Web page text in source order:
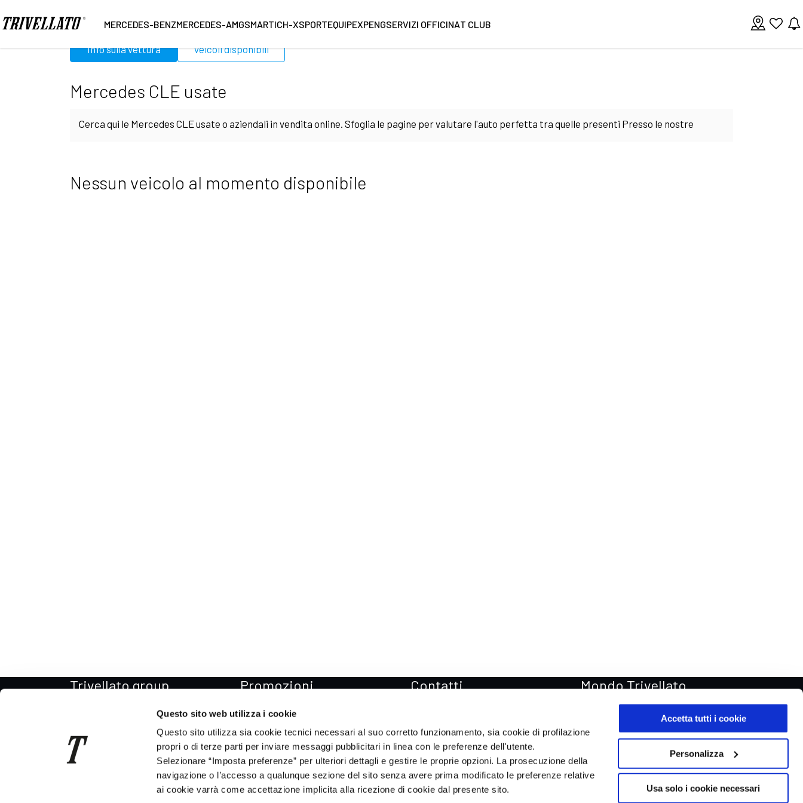
Questo sito web utilizza i cookie
Questo sito utilizza sia cookie tecnici necessari al suo corretto funzionamento, sia cookie di profilazione
propri o di terze parti per inviare messaggi pubblicitari in linea con le preferenze dell'utente.
Selezionare “Imposta preferenze” per ulteriori dettagli e gestire le proprie opzioni. La prosecuzione della
navigazione o l’accesso a qualunque sezione del sito senza avere prima modificato le preferenze relative
ai cookie varrà come accettazione implicita alla ricezione di cookie dal presente sito.
Accetta tutti i cookie
Personalizza
Usa solo i cookie necessari
MERCEDES-BENZMERCEDES-AMGSMARTICH-XSPORTEQUIPEXPENGSERVIZI OFFICINAT CLUB
Info sulla vettura Veicoli disponibili
Mercedes CLE usate
Cerca qui le Mercedes CLE usate o aziendali in vendita online. Sfoglia le pagine per valutare l'auto perfetta tra quelle presenti Presso le nostre
garanzia visiva sullo stato di mantenimento sia della carrozzeria che degli interni. Un plus: in sede contrattuale puoi richiedere anche il servizio
Nessun veicolo al momento disponibile
Trivellato group
Per il Sociale
Codice etico
Promozioni
Promozioni Mercedes-Benz
Promozioni Mercedes-AMG
Promozioni smart
Promozioni ICH-X
Promozioni Sportequipe
Contatti
Prenota Test drive
Soccorso stradale
Mondo Trivellato
Van & Truck
Trivellato Racing
Aste automobili Online